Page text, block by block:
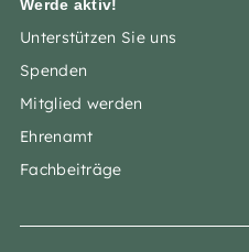
Werde aktiv!
Unterstützen Sie uns
Spenden
Mitglied werden
Ehrenamt
Fachbeiträge